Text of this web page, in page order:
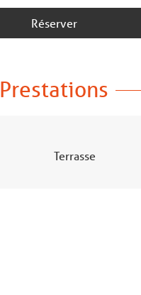
Réserver
Prestations
Terrasse